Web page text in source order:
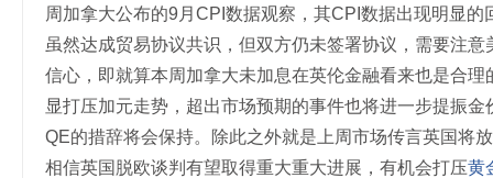
周加拿大公布的9月CPI数据观察，其CPI数据出现明显
虽然达成贸易协议共识，但双方仍未签署协议，需要注
信心，即就算本周加拿大未加息在英伦金融看来也是合
显打压加元走势，超出市场预期的事件也将进一步提振
QE的措辞将会保持。除此之外就是上周市场传言英国将
相信英国脱欧谈判有望取得重大重大进展，有机会打压黄